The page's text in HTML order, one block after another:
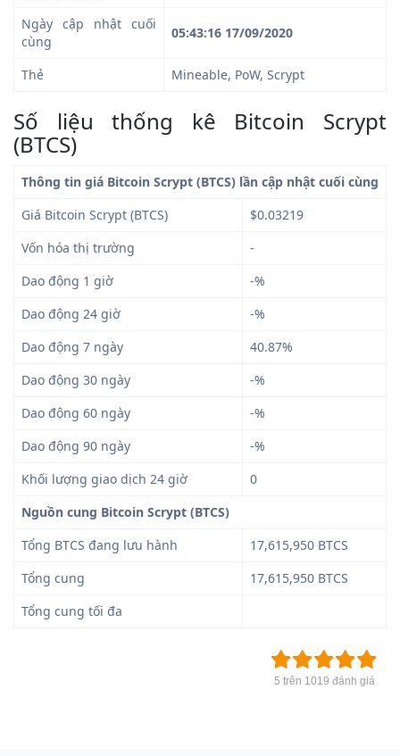
Ngày cập nhật cuối
cùng
05:43:16 17/09/2020
Thẻ Mineable, PoW, Scrypt
Số liệu thống kê Bitcoin Scrypt
(BTCS)
Thông tin giá Bitcoin Scrypt (BTCS) lần cập nhật cuối cùng
Giá Bitcoin Scrypt (BTCS)
$0.03219
Vốn hóa thị trường
-
Dao động 1 giờ
-%
Dao động 24 giờ
-%
Dao động 7 ngày
40.87%
Dao động 30 ngày
-%
Dao động 60 ngày
-%
Dao động 90 ngày
-%
Khối lượng giao dịch 24 giờ
0
Nguồn cung Bitcoin Scrypt (BTCS)
Tổng BTCS đang lưu hành
17,615,950 BTCS
Tổng cung
17,615,950 BTCS
Tổng cung tối đa
5 trên 1019 đánh giá